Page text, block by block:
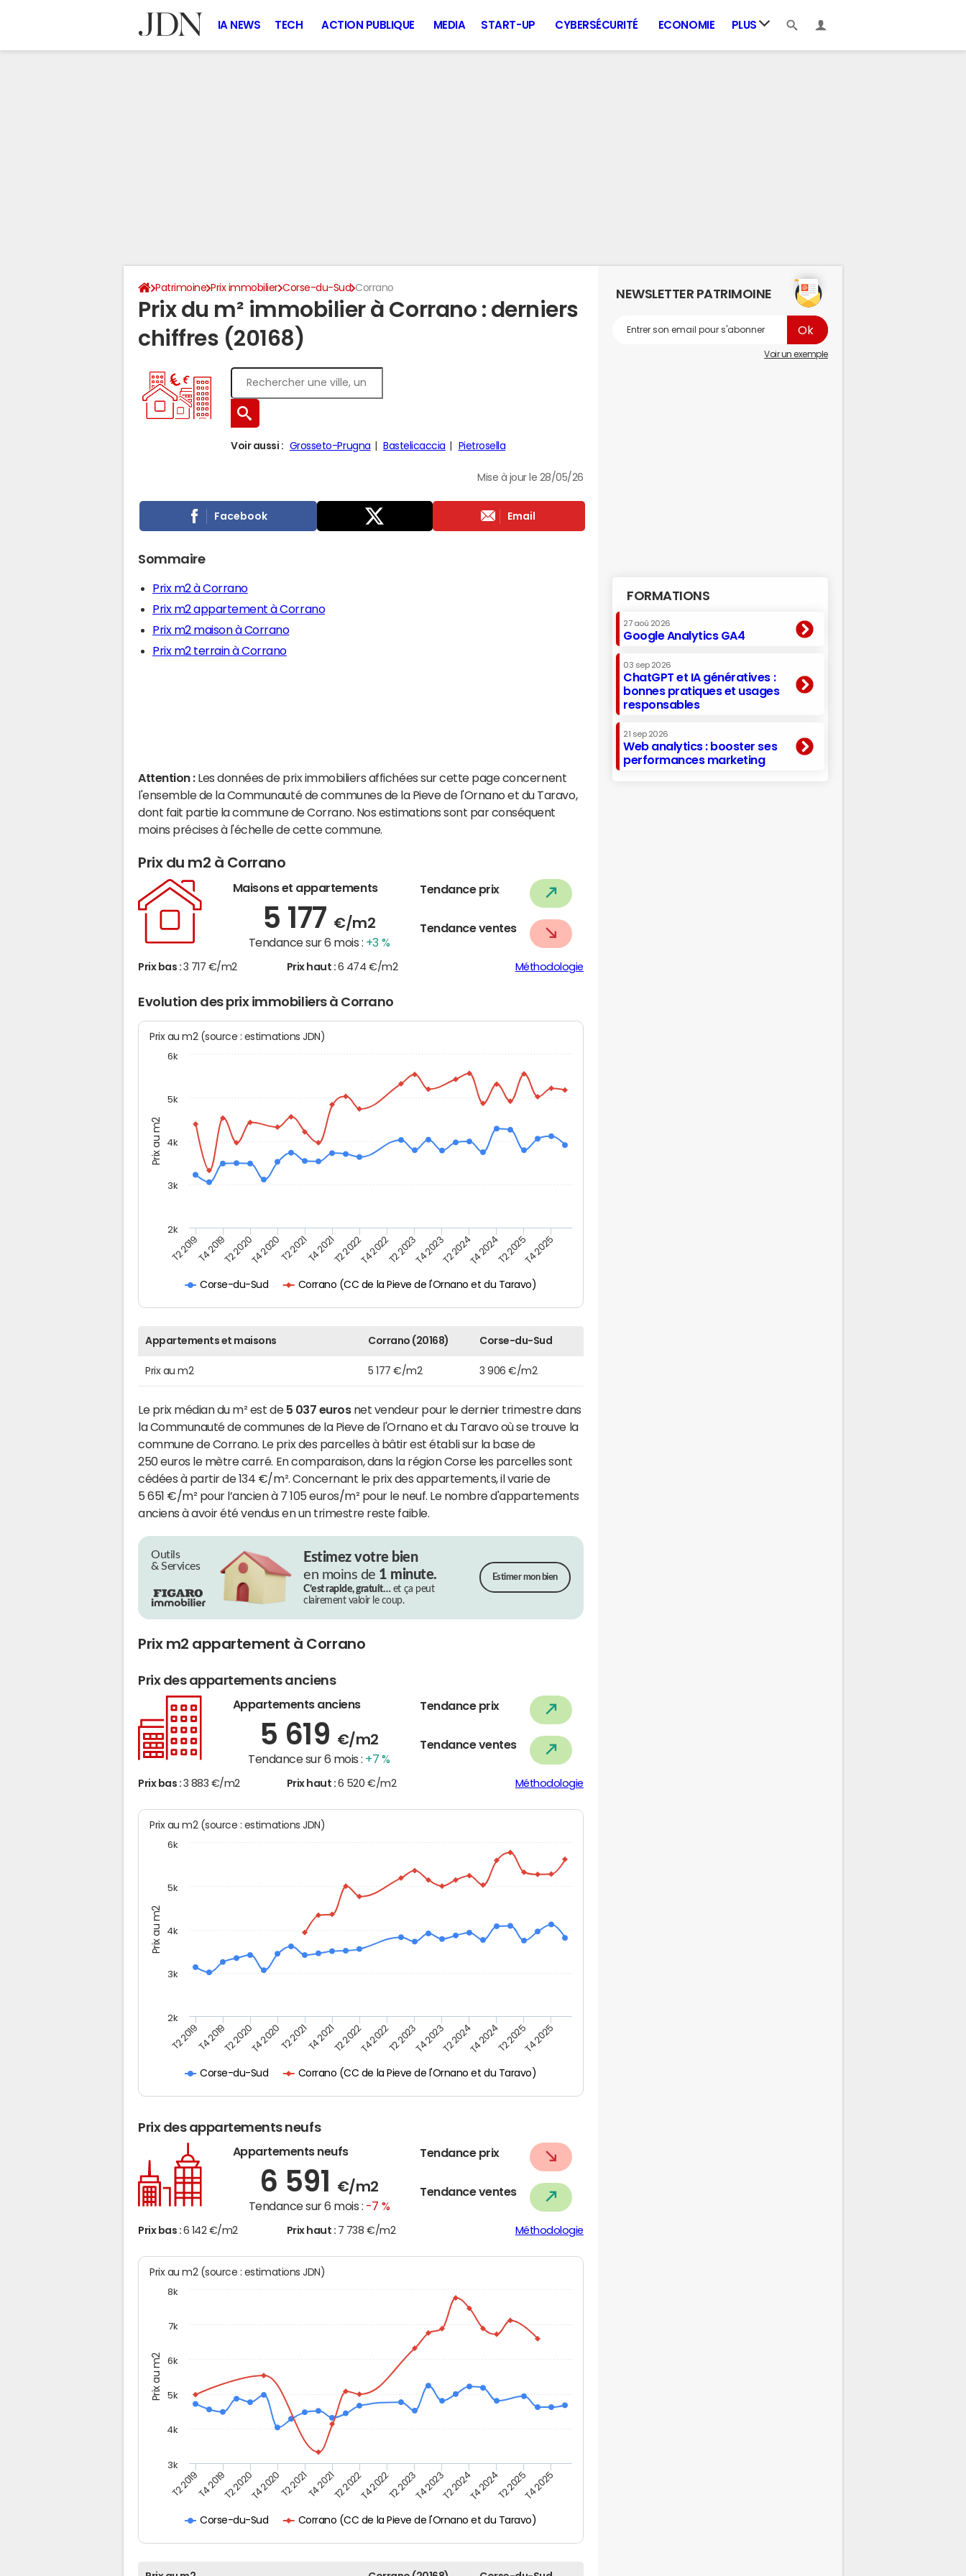
IA NEWS TECH ACTION PUBLIQUE MEDIA START-UP CYBERSÉCURITÉ ECONOMIE PLUS
Patrimoine Prix immobilier Corse-du-Sud Corrano
Prix du m² immobilier à Corrano : derniers
chiffres (20168)
Voir aussi : Grosseto-Prugna Bastelicaccia Pietrosella
Mise à jour le 28/05/26
Facebook Email
Sommaire
Prix m2 à Corrano
Prix m2 appartement à Corrano
Prix m2 maison à Corrano
Prix m2 terrain à Corrano
Attention : Les données de prix immobiliers affichées sur cette page concernent
l'ensemble de la Communauté de communes de la Pieve de l'Ornano et du Taravo,
dont fait partie la commune de Corrano. Nos estimations sont par conséquent
moins précises à l'échelle de cette commune.
Prix du m2 à Corrano
Maisons et appartements
5 177 €/m2
Tendance sur 6 mois : +3 %
Tendance prix
Tendance ventes
Prix bas : 3 717 €/m2 Prix haut : 6 474 €/m2 Méthodologie
Evolution des prix immobiliers à Corrano
Prix au m2
Prix au m2 (source : estimations JDN)
Corse-du-Sud Corrano (CC de la Pieve de l'Ornano et du Taravo)
T2 2019T4 2019T2 2020T4 2020T2 2021T4 2021T2 2022T4 2022T2 2023T4 2023T2 2024T4 2024T2 2025T4 2025
3k
4k
5k
6k
2k
Appartements et maisons Corrano (20168) Corse-du-Sud
Prix au m2 5 177 €/m2 3 906 €/m2
Le prix médian du m² est de 5 037 eurosnet vendeur pour le dernier trimestre dans
la Communauté de communes de la Pieve de l'Ornano et du Taravo où se trouve la
commune de Corrano. Le prix des parcelles à bâtir est établi sur la base de
250 euros le mètre carré. En comparaison, dans la région Corse les parcelles sont
cédées à partir de 134 €/m². Concernant le prix des appartements, il varie de
5 651 €/m² pour l’ancien à 7 105 euros/m² pour le neuf. Le nombre d'appartements
anciens à avoir été vendus en un trimestre reste faible.
Outils
& Services
Estimez votre bien
en moins de 1 minute.
C’est rapide, gratuit…et ça peut
clairement valoir le coup.
Estimer mon bien
Prix m2 appartement à Corrano
Prix des appartements anciens
Appartements anciens
5 619 €/m2
Tendance sur 6 mois : +7 %
Tendance prix
Tendance ventes
Prix bas : 3 883 €/m2 Prix haut : 6 520 €/m2 Méthodologie
Prix au m2
Prix au m2 (source : estimations JDN)
Corse-du-Sud Corrano (CC de la Pieve de l'Ornano et du Taravo)
T2 2019T4 2019T2 2020T4 2020T2 2021T4 2021T2 2022T4 2022T2 2023T4 2023T2 2024T4 2024T2 2025T4 2025
2k
3k
4k
5k
6k
Prix des appartements neufs
Appartements neufs
6 591 €/m2
Tendance sur 6 mois : -7 %
Tendance prix
Tendance ventes
Prix bas : 6 142 €/m2 Prix haut : 7 738 €/m2 Méthodologie
Prix au m2
Prix au m2 (source : estimations JDN)
Corse-du-Sud Corrano (CC de la Pieve de l'Ornano et du Taravo)
T2 2019T4 2019T2 2020T4 2020T2 2021T4 2021T2 2022T4 2022T2 2023T4 2023T2 2024T4 2024T2 2025T4 2025
3k
4k
5k
6k
7k
8k
NEWSLETTER PATRIMOINE
Voir un exemple
FORMATIONS
27 aoû 2026
Google Analytics GA4
03 sep 2026
ChatGPT et IA génératives :
bonnes pratiques et usages
responsables
21 sep 2026
Web analytics : booster ses
performances marketing